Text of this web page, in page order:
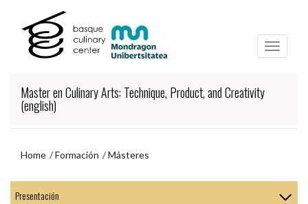
contenido
principal
navegación
Master en Culinary Arts: Technique, Product, and Creativity
(english)
Home Formación Másteres